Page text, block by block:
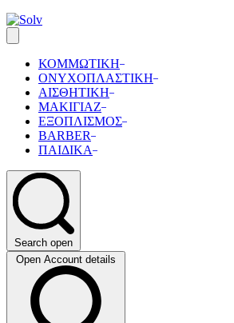
ΚΟΜΜΩΤΙΚΗ
ΟΝΥΧΟΠΛΑΣΤΙΚΗ
ΑΙΣΘΗΤΙΚΗ
ΜΑΚΙΓΙΑΖ
ΕΞΟΠΛΙΣΜΟΣ
BARBER
ΠΑΙΔΙΚΑ
Search open
Open Account details